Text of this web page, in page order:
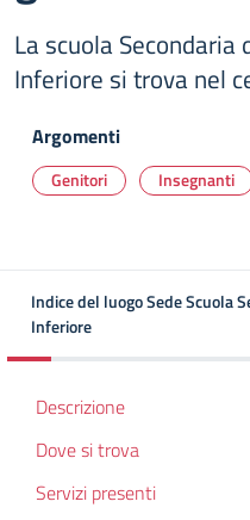
La scuola Secondaria
Inferiore si trova nel
Argomenti
Genitori Insegnanti
Indice del luogo Sede Scuola
Inferiore
Descrizione
Dove si trova
Servizi presenti